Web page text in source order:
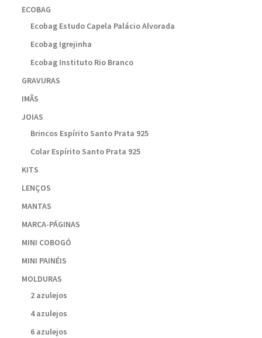
ECOBAG
Ecobag Estudo Capela Palácio Alvorada
Ecobag Igrejinha
Ecobag Instituto Rio Branco
GRAVURAS
IMÃS
JOIAS
Brincos Espírito Santo Prata 925
Colar Espírito Santo Prata 925
KITS
LENÇOS
MANTAS
MARCA-PÁGINAS
MINI COBOGÓ
MINI PAINÉIS
MOLDURAS
2 azulejos
4 azulejos
6 azulejos